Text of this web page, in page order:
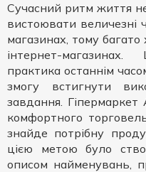
Сучасний ритм життя
вистоювати величезні
магазинах, тому багато
інтернет-
практика останнім
змогу встигнути
завдання.
комфортного
знайде потрібну
цією метою було
описом найменувань,